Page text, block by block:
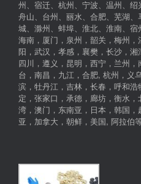
州、宿迁、杭州、宁波、温州、绍
舟山、台州、丽水、合肥、芜湖
城、滁州、蚌埠、淮北、淮南、宿
海南，厦门，泉州，韶关，梅州
阳，武汉，孝感，襄樊，长沙，
四川，遵义，昆明，西宁，兰州
台，南昌，九江，合肥, 杭州，义
滨，牡丹江，吉林，长春，呼和
定，张家口，承德，廊坊，衡水
湾，澳门，东南亚，日本，韩国
亚，加拿大，朝鲜，美国, 阿拉伯等